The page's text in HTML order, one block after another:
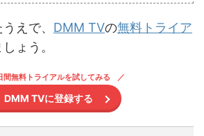
えで、 DMM TVの無料トライア
ょう。
間無料トライアルを試してみる
DMM TVに登録する